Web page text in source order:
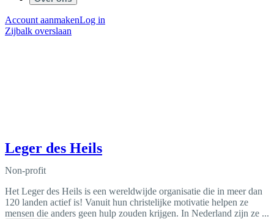
Account aanmakenLog in
Zijbalk overslaan
Leger des Heils
Non-profit
Het Leger des Heils is een wereldwijde organisatie die in meer dan
120 landen actief is! Vanuit hun christelijke motivatie helpen ze
mensen die anders geen hulp zouden krijgen. In Nederland zijn ze ...